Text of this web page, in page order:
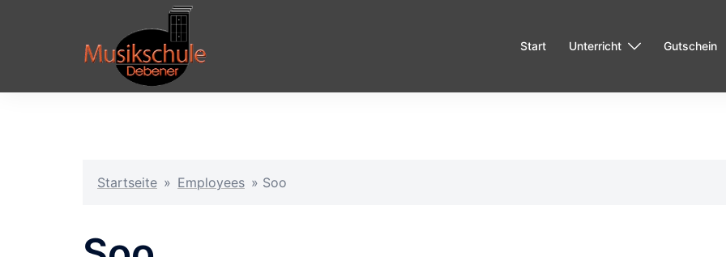
Start Unterricht Gutschein
Startseite » Employees » Soo